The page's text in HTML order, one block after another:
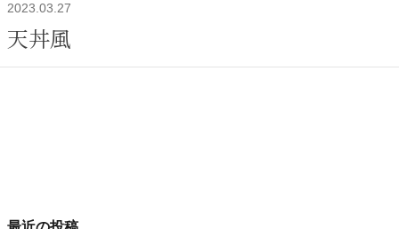
2023.03.27
天丼風